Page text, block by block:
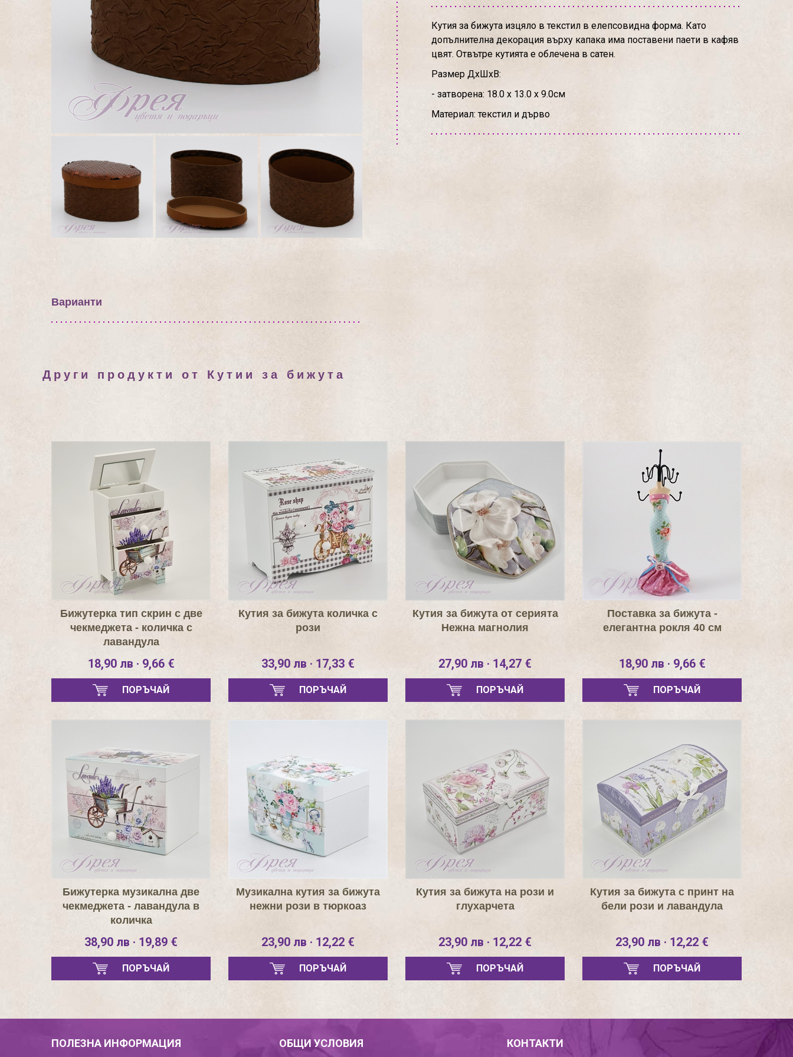
Варианти
Кутия за бижута изцяло в текстил в елепсовидна форма. Като
допълнителна декорация върху капака има поставени паети в кафяв
цвят. Отвътре кутията е облечена в сатен.
Размер ДхШхВ:
- затворена: 18.0 х 13.0 х 9.0см
Материал: текстил и дърво
Други продукти от Кутии за бижута
Бижутерка тип скрин с две
чекмеджета - количка с
лавандула
18,90 лв · 9,66 €
ПОРЪЧАЙ
Кутия за бижута количка с
рози
33,90 лв · 17,33 €
ПОРЪЧАЙ
Кутия за бижута от серията
Нежна магнолия
27,90 лв · 14,27 €
ПОРЪЧАЙ
Поставка за бижута -
елегантна рокля 40 см
18,90 лв · 9,66 €
ПОРЪЧАЙ
Бижутерка музикална две
чекмеджета - лавандула в
количка
38,90 лв · 19,89 €
ПОРЪЧАЙ
Музикална кутия за бижута
нежни рози в тюркоаз
23,90 лв · 12,22 €
ПОРЪЧАЙ
Кутия за бижута на рози и
глухарчета
23,90 лв · 12,22 €
ПОРЪЧАЙ
Кутия за бижута с принт на
бели рози и лавандула
23,90 лв · 12,22 €
ПОРЪЧАЙ
ПОЛЕЗНА ИНФОРМАЦИЯ ОБЩИ УСЛОВИЯ КОНТАКТИ